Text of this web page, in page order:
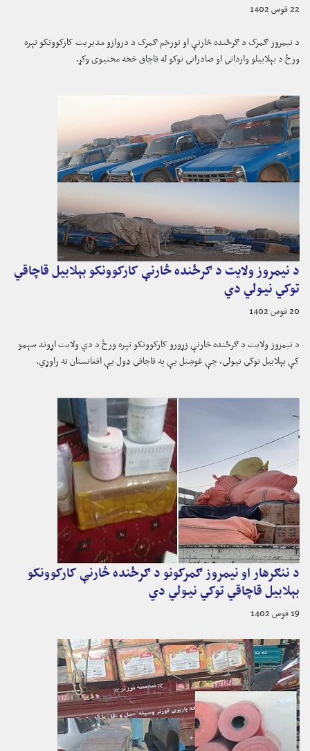
22 قوس 1402
د نیمروز ګمرک د ګرځنده څارنې او تورخم ګمرک د دروازو مدیریت کارکوونکو تېره
ورځ د بېلابیلو وارداتي او صادراتي توکو له قاچاق څخه مخنیوی وکړ.
د نیمروز ولایت د ګرځنده څارنې کارکوونکو بېلابیل قاچاقي
توکي نیولي دي
20 قوس 1402
د نیمزوز ولایت د ګرځنده څارنې زړورو کارکوونکو تېره ورځ د دې ولایت اړوند سېمو
کې بېلابیل توکي نیولي، چې غوښتل یې په قاچاقي ډول یې افغانستان ته راوړي.
د ننګرهار او نیمروز ګمرکونو د ګرځنده څارنې کارکوونکو
بېلابیل قاچاقي توکي نیولي دي
19 قوس 1402